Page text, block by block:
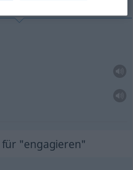
für "engagieren"